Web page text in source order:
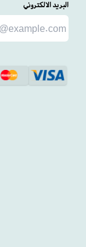
البريد الالكتروني